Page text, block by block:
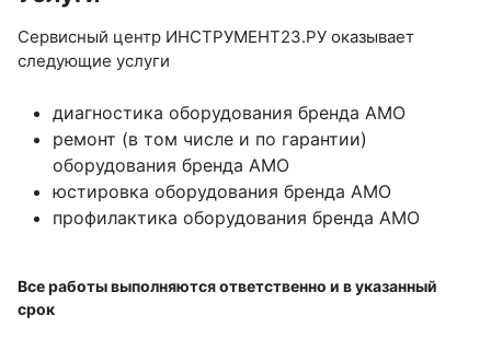
Сервисный центр ИНСТРУМЕНТ23.РУ оказывает
следующие услуги
диагностика оборудования бренда AMO
ремонт (в том числе и по гарантии)
оборудования бренда AMO
юстировка оборудования бренда AMO
профилактика оборудования бренда AMO
Все работы выполняются ответственно и в указанный
срок
Лазерные уровни (с красным лучом)
Показать еще
Мотобуры
Аксессуары для мотобуров